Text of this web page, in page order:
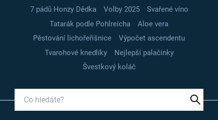
7 pádů Honzy Dědka
Volby 2025
Svařené víno
Tatarák podle Pohlreicha
Aloe vera
Pěstování lichořeřišnice
Výpočet ascendentu
Tvarohové knedlíky
Nejlepší palačinky
Švestkový koláč